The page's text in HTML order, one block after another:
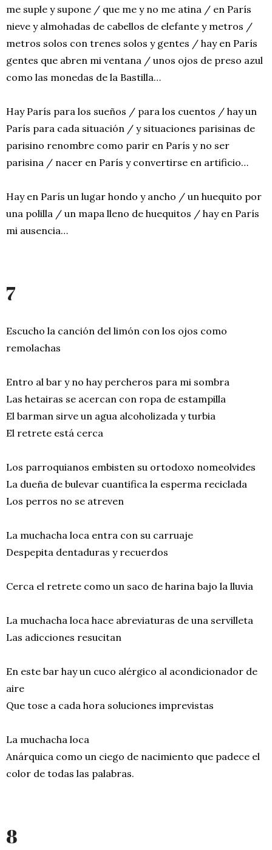
me suple y supone / que me y no me atina / en París
nieve y almohadas de cabellos de elefante y metros /
metros solos con trenes solos y gentes / hay en París
gentes que abren mi ventana / unos ojos de preso azul
como las monedas de la Bastilla…
Hay París para los sueños / para los cuentos / hay un
París para cada situación / y situaciones parisinas de
parisino renombre como parir en París y no ser
parisina / nacer en París y convertirse en artificio…
Hay en París un lugar hondo y ancho / un huequito por
una polilla / un mapa lleno de huequitos / hay en París
mi ausencia…
7
Escucho la canción del limón con los ojos como
remolachas
Entro al bar y no hay percheros para mi sombra
Las hetairas se acercan con ropa de estampilla
El barman sirve un agua alcoholizada y turbia
El retrete está cerca
Los parroquianos embisten su ortodoxo nomeolvides
La dueña de bulevar cuantifica la esperma reciclada
Los perros no se atreven
La muchacha loca entra con su carruaje
Despepita dentaduras y recuerdos
Cerca el retrete como un saco de harina bajo la lluvia
La muchacha loca hace abreviaturas de una servilleta
Las adicciones resucitan
En este bar hay un cuco alérgico al acondicionador de
aire
Que tose a cada hora soluciones imprevistas
La muchacha loca
Anárquica como un ciego de nacimiento que padece el
color de todas las palabras.
8